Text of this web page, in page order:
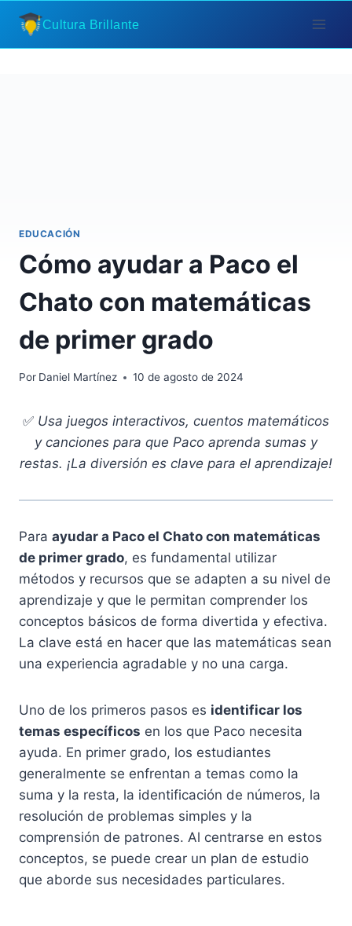
Saltar
contenido
Cultura Brillante
EDUCACIÓN
Cómo ayudar a Paco el
Chato con matemáticas
de primer grado
Por Daniel Martínez 10 de agosto de 2024
✅ Usa juegos interactivos, cuentos matemáticos
y canciones para que Paco aprenda sumas y
restas. ¡La diversión es clave para el aprendizaje!
Para ayudar a Paco el Chato con matemáticas
de primer grado, es fundamental utilizar
métodos y recursos que se adapten a su nivel de
aprendizaje y que le permitan comprender los
conceptos básicos de forma divertida y efectiva.
La clave está en hacer que las matemáticas sean
una experiencia agradable y no una carga.
Uno de los primeros pasos es identificar los
temas específicos en los que Paco necesita
ayuda. En primer grado, los estudiantes
generalmente se enfrentan a temas como la
suma y la resta, la identificación de números, la
resolución de problemas simples y la
comprensión de patrones. Al centrarse en estos
conceptos, se puede crear un plan de estudio
que aborde sus necesidades particulares.